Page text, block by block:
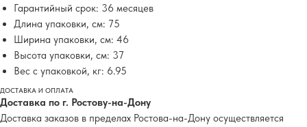
Гарантийный срок: 36 месяцев
Длина упаковки, см: 75
Ширина упаковки, см: 46
Высота упаковки, см: 37
Вес с упаковкой, кг: 6.95
ДОСТАВКА И ОПЛАТА
Доставка по г. Ростову-на-Дону
Доставка заказов в пределах Ростова-на-Дону осуществляется